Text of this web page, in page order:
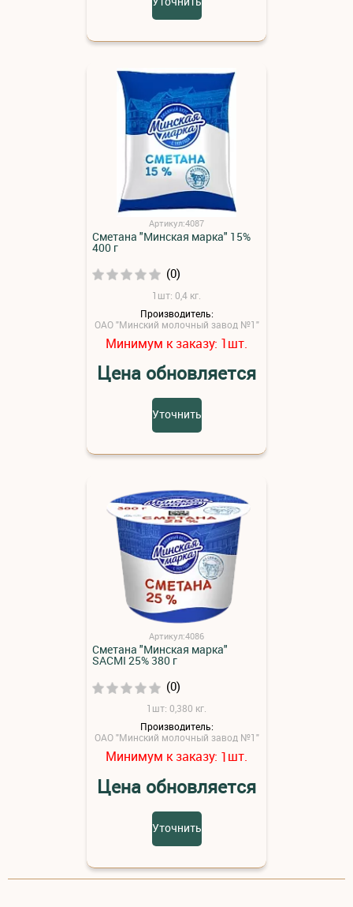
Артикул:4087
Сметана "Минская марка" 15%
400 г
(0)
1шт: 0,4 кг.
Производитель:
ОАО "Минский молочный завод №1"
Минимум к заказу: 1шт.
Цена обновляется
Уточнить
Артикул:4086
Сметана "Минская марка"
SACMI 25% 380 г
(0)
1шт: 0,380 кг.
Производитель:
ОАО "Минский молочный завод №1"
Минимум к заказу: 1шт.
Цена обновляется
Уточнить